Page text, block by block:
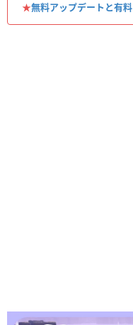
★無料アップデートと有